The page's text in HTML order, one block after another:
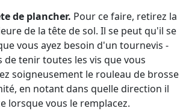
de plancher. Pour ce faire, retirez la
de la tête de sol. Il se peut qu'il se
vous ayez besoin d'un tournevis -
de tenir toutes les vis que vous
soigneusement le rouleau de brosse
en notant dans quelle direction il
lorsque vous le remplacez.